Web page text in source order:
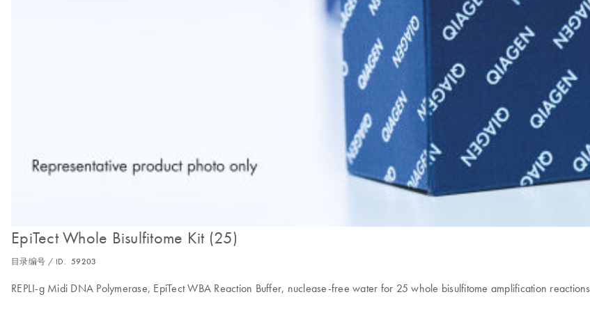
EpiTect Whole Bisulfitome Kit (25)
目录编号 / ID. 59203
REPLI-g Midi DNA Polymerase, EpiTect WBA Reaction Buffer, nuclease-free water for 25 whole bisulfitome amplification reactions